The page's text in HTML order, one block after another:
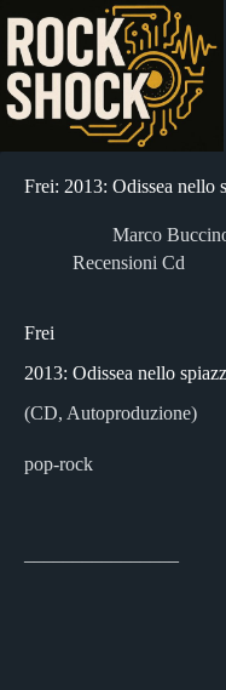
contenuto
Frei: 2013: Odissea nello
Marco
Recensioni Cd
Frei
2013: Odissea nello
(CD, Autoproduzione)
pop-rock